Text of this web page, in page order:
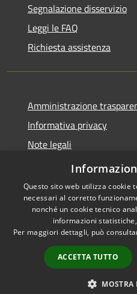
Segnalazione disservizio
Leggi le FAQ
Richiesta assistenza
Amministrazione
Informativa privacy
Note legali
Dichiarazione di
Accessibilità
Questo sito web utilizza cookie
necessari al corretto
nonché un cookie tecnico
informazioni
Per maggiori dettagli, può
ACCETTA TUTTO
MOSTRA